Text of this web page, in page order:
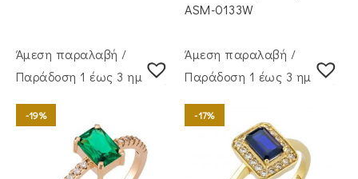
ASM-0133W
Άμεση παραλαβή /
Παράδoση 1 έως 3 ημέρες
-19%
Άμεση παραλαβή /
Παράδoση 1 έως 3 ημέρες
-17%